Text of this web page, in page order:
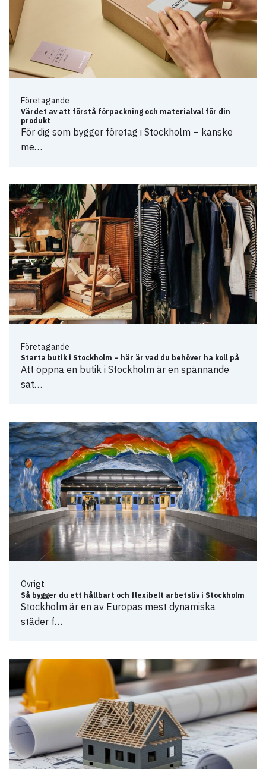
Företagande
Värdet av att förstå förpackning och materialval för din
produkt
För dig som bygger företag i Stockholm – kanske
me…
Företagande
Starta butik i Stockholm – här är vad du behöver ha koll på
Att öppna en butik i Stockholm är en spännande
sat…
Övrigt
Så bygger du ett hållbart och flexibelt arbetsliv i Stockholm
Stockholm är en av Europas mest dynamiska
städer f…